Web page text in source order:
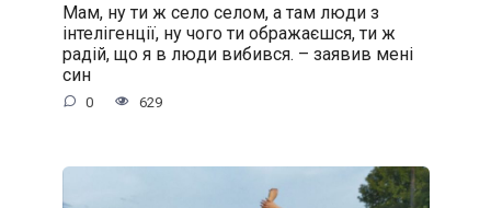
Мам, ну ти ж село селом, а там люди з
інтелігенції, ну чого ти ображаєшся, ти ж
радій, що я в люди вибився. – заявив мені
син
0 629